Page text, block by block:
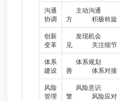
沟通
协调
主动沟通
方
积极斡旋
创新
变革
发现机会
见
关注细节
体系
建设
体系规划
善
体系对接
风险
管理
风险意识
警
风险应对